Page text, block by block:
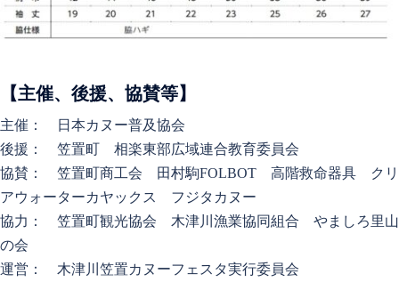
【主催、後援、協賛等】
主催： 日本カヌー普及協会
後援： 笠置町 相楽東部広域連合教育委員会
協賛： 笠置町商工会 田村駒FOLBOT 高階救命器具 クリ
アウォーターカヤックス フジタカヌー
協力： 笠置町観光協会 木津川漁業協同組合 やましろ里山
の会
運営： 木津川笠置カヌーフェスタ実行委員会